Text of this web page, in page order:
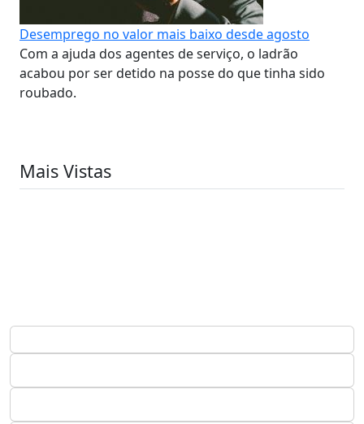
Desemprego no valor mais baixo desde agosto
Com a ajuda dos agentes de serviço, o ladrão
acabou por ser detido na posse do que tinha sido
roubado.
Mais Vistas